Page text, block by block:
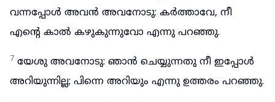
വന്നപ്പോൾ അവൻ അവനോടു: കർത്താവേ, നീ
എന്റെ കാൽ കഴുകുന്നുവോ എന്നു പറഞ്ഞു.
7 യേശു അവനോടു: ഞാൻ ചെയ്യുന്നതു നീ ഇപ്പോൾ
അറിയുന്നില്ല; പിന്നെ അറിയും എന്നു ഉത്തരം പറഞ്ഞു.